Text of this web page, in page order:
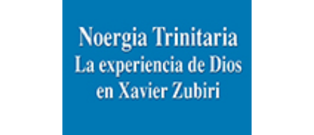
AGGIUNGI AL CARRELLO